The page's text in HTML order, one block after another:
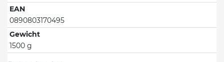
EAN
0890803170495
Gewicht
1500 g